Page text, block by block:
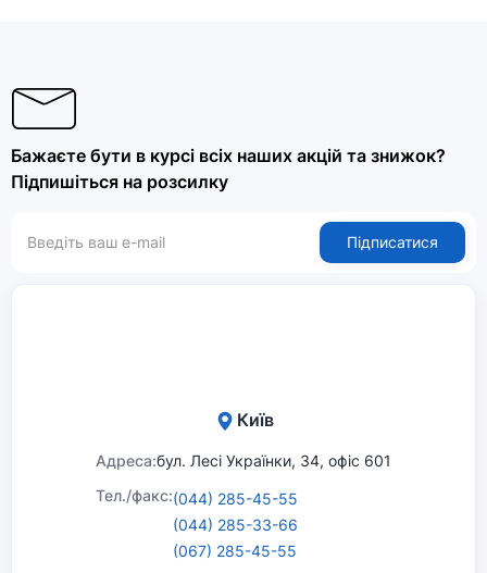
Бажаєте бути в курсі всіх наших акцій та знижок?
Підпишіться на розсилку
Підписатися
Київ
Адреса:бул. Лесі Українки, 34, офіс 601
Тел./факс:(044) 285-45-55
(044) 285-33-66
(067) 285-45-55